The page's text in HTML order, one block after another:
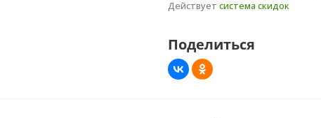
Действует система скидок
Поделиться